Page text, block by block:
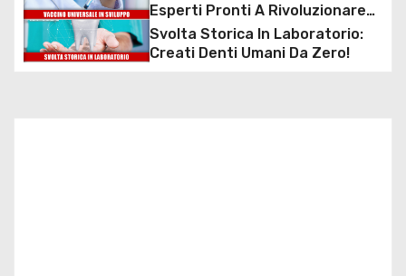
z
i
Esperti Pronti A Rivoluzionare
La Medicina!
Svolta Storica In Laboratorio:
Creati Denti Umani Da Zero!